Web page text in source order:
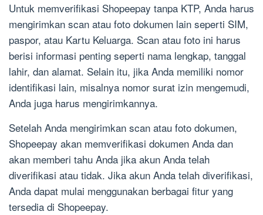
Untuk memverifikasi Shopeepay tanpa KTP, Anda harus
mengirimkan scan atau foto dokumen lain seperti SIM,
paspor, atau Kartu Keluarga. Scan atau foto ini harus
berisi informasi penting seperti nama lengkap, tanggal
lahir, dan alamat. Selain itu, jika Anda memiliki nomor
identifikasi lain, misalnya nomor surat izin mengemudi,
Anda juga harus mengirimkannya.
Setelah Anda mengirimkan scan atau foto dokumen,
Shopeepay akan memverifikasi dokumen Anda dan
akan memberi tahu Anda jika akun Anda telah
diverifikasi atau tidak. Jika akun Anda telah diverifikasi,
Anda dapat mulai menggunakan berbagai fitur yang
tersedia di Shopeepay.